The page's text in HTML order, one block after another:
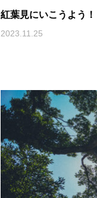
紅葉見にいこうよう！
2023.11.25